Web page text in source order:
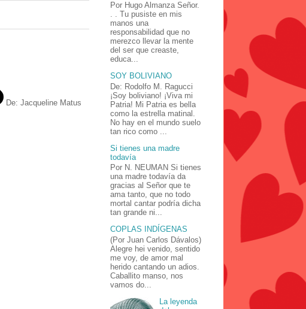
De: Jacqueline Matus
Por Hugo Almanza Señor.
. . Tu pusiste en mis
manos una
responsabilidad que no
merezco llevar la mente
del ser que creaste,
educa...
SOY BOLIVIANO
De: Rodolfo M. Ragucci
¡Soy boliviano! ¡Viva mi
Patria! Mi Patria es bella
como la estrella matinal.
No hay en el mundo suelo
tan rico como ...
Si tienes una madre
todavía
Por N. NEUMAN Si tienes
una madre todavía da
gracias al Señor que te
ama tanto, que no todo
mortal cantar podría dicha
tan grande ni...
COPLAS INDÍGENAS
(Por Juan Carlos Dávalos)
Alegre hei venido, sentido
me voy, de amor mal
herido cantando un adios.
Caballito manso, nos
vamos do...
La leyenda